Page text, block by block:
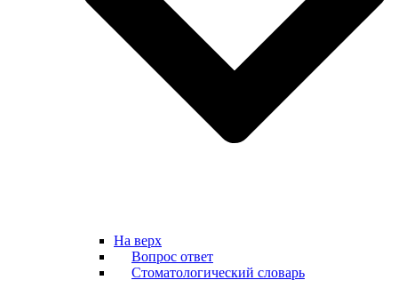
На верх
Вопрос ответ
Стоматологический словарь